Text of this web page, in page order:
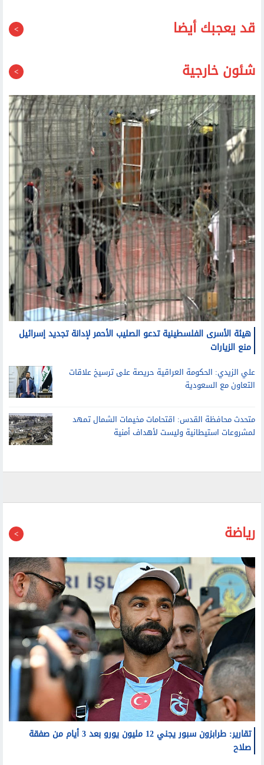
قد يعجبك أيضا
شئون خارجية
هيئة الأسرى الفلسطينية تدعو الصليب الأحمر لإدانة تجديد إسرائيل
منع الزيارات
علي الزيدي: الحكومة العراقية حريصة على ترسيخ علاقات
التعاون مع السعودية
متحدث محافظة القدس: اقتحامات مخيمات الشمال تمهد
لمشروعات استيطانية وليست لأهداف أمنية
رياضة
تقارير: طرابزون سبور يجني 12 مليون يورو بعد 3 أيام من صفقة
صلاح